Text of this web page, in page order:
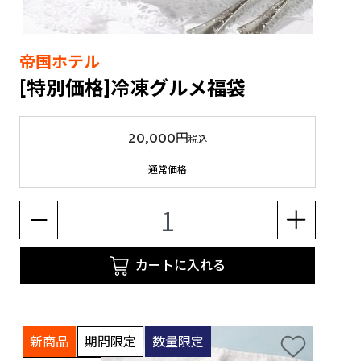
帝国ホテル
[特別価格]冷凍グルメ福袋
20,000円税込
通常価格
カートに入れる
新商品 期間限定 数量限定